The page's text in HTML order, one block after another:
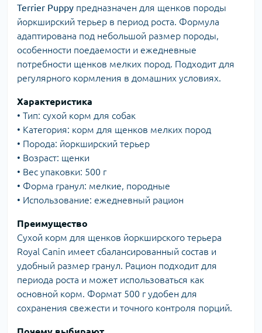
Terrier Puppy предназначен для щенков породы
йоркширский терьер в период роста. Формула
адаптирована под небольшой размер породы,
особенности поедаемости и ежедневные
потребности щенков мелких пород. Подходит для
регулярного кормления в домашних условиях.
Характеристика
• Тип: сухой корм для собак
• Категория: корм для щенков мелких пород
• Порода: йоркширский терьер
• Возраст: щенки
• Вес упаковки: 500 г
• Форма гранул: мелкие, породные
• Использование: ежедневный рацион
Преимущество
Сухой корм для щенков йоркширского терьера
Royal Canin имеет сбалансированный состав и
удобный размер гранул. Рацион подходит для
периода роста и может использоваться как
основной корм. Формат 500 г удобен для
сохранения свежести и точного контроля порций.